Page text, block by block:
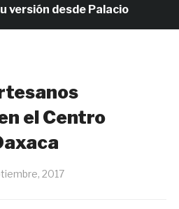
desde Palacio
el Centro
2017